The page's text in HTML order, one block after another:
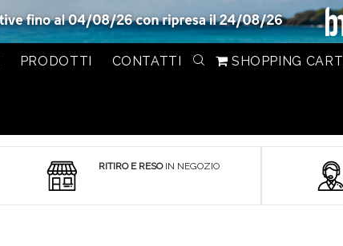
PRODOTTI CONTATTI SHOPPING CART
RITIRO E RESOIN NEGOZIO